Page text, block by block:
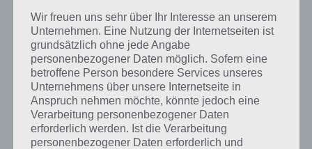
Wir freuen uns sehr über Ihr Interesse an unserem
Unternehmen. Eine Nutzung der Internetseiten ist
grundsätzlich ohne jede Angabe
personenbezogener Daten möglich. Sofern eine
betroffene Person besondere Services unseres
Unternehmens über unsere Internetseite in
Anspruch nehmen möchte, könnte jedoch eine
Verarbeitung personenbezogener Daten
erforderlich werden. Ist die Verarbeitung
personenbezogener Daten erforderlich und